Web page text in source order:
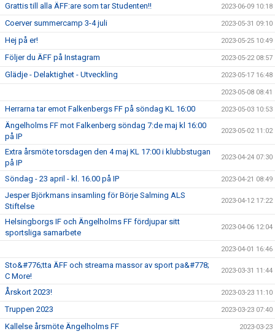
Grattis till alla ÄFF:are som tar Studenten!! 2023-06-09 10:18
Coerver summercamp 3-4 juli 2023-05-31 09:10
Hej på er! 2023-05-25 10:49
Följer du ÄFF på Instagram 2023-05-22 08:57
Glädje - Delaktighet - Utveckling 2023-05-17 16:48
2023-05-08 08:41
Herrarna tar emot Falkenbergs FF på söndag KL 16:00 2023-05-03 10:53
Ängelholms FF mot Falkenberg söndag 7:de maj kl 16:00
på IP
2023-05-02 11:02
Extra årsmöte torsdagen den 4 maj KL 17:00 i klubbstugan
på IP
2023-04-24 07:30
Söndag - 23 april - kl. 16.00 på IP 2023-04-21 08:49
Jesper Björkmans insamling för Börje Salming ALS
Stiftelse
2023-04-12 17:22
Helsingborgs IF och Ängelholms FF fördjupar sitt
sportsliga samarbete
2023-04-06 12:04
2023-04-01 16:46
Sto&#776;tta ÄFF och streama massor av sport pa&#778;
C More!
2023-03-31 11:44
Årskort 2023! 2023-03-23 11:10
Truppen 2023 2023-03-23 07:40
Kallelse årsmöte Ängelholms FF 2023-03-23